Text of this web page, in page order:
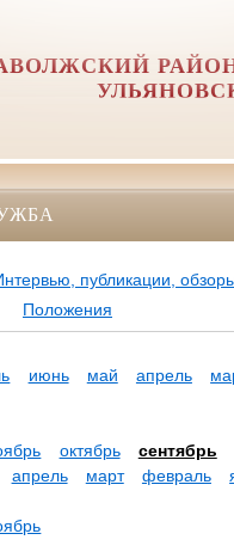
публикации,
Положения
июнь май апрель
октябрь сентябрь
апрель март февраль